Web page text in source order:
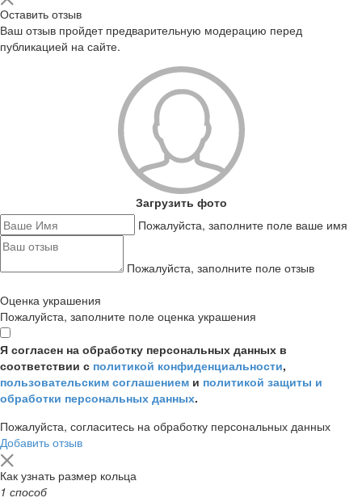
Оставить отзыв
Ваш отзыв пройдет предварительную модерацию перед
публикацией на сайте.
Загрузить фото
Пожалуйста, заполните поле ваше имя
Пожалуйста, заполните поле отзыв
Оценка украшения
Пожалуйста, заполните поле оценка украшения
Я согласен на обработку персональных данных в
соответствии с политикой конфиденциальности,
пользовательским соглашением и политикой защиты и
обработки персональных данных.
Пожалуйста, согласитесь на обработку персональных данных
Добавить отзыв
Как узнать размер кольца
1 способ